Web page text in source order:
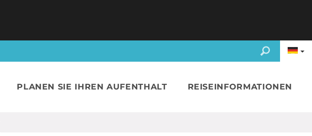
PLANEN SIE IHREN AUFENTHALT REISEINFORMATIONEN